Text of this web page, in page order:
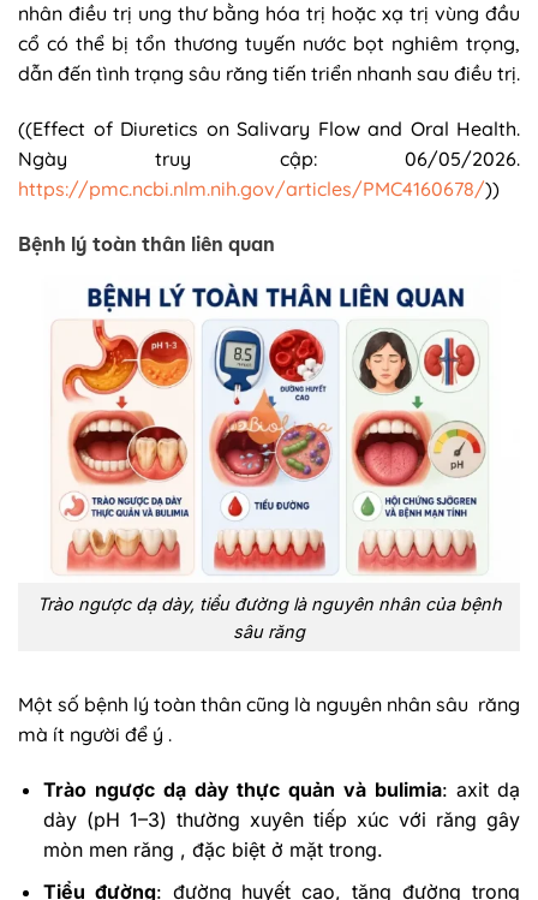
nhân điều trị ung thư bằng hóa trị hoặc xạ trị vùng đầu
cổ có thể bị tổn thương tuyến nước bọt nghiêm trọng,
dẫn đến tình trạng sâu răng tiến triển nhanh sau điều trị.
((Effect of Diuretics on Salivary Flow and Oral Health.
Ngày truy cập: 06/05/2026.
https://pmc.ncbi.nlm.nih.gov/articles/PMC4160678/))
Bệnh lý toàn thân liên quan
Trào ngược dạ dày, tiểu đường là nguyên nhân của bệnh
sâu răng
Một số bệnh lý toàn thân cũng là nguyên nhân sâu răng
mà ít người để ý .
Trào ngược dạ dày thực quản và bulimia: axit dạ
dày (pH 1–3) thường xuyên tiếp xúc với răng gây
mòn men răng , đặc biệt ở mặt trong.
Tiểu đường: đường huyết cao, tăng đường trong